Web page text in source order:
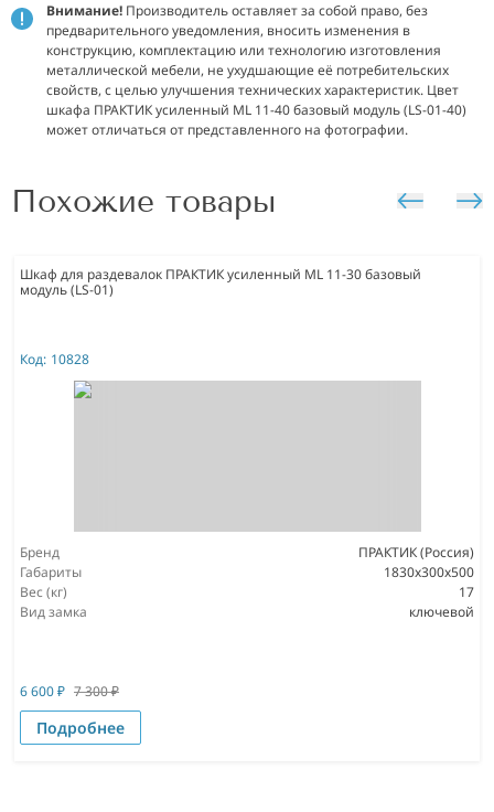
Внимание! Производитель оставляет за собой право, без
предварительного уведомления, вносить изменения в
конструкцию, комплектацию или технологию изготовления
металлической мебели, не ухудшающие её потребительских
свойств, с целью улучшения технических характеристик. Цвет
шкафа ПРАКТИК усиленный ML 11-40 базовый модуль (LS-01-40)
может отличаться от представленного на фотографии.
Похожие товары
Шкаф для раздевалок ПРАКТИК усиленный ML 11-30 базовый
модуль (LS-01)
Код: 10828
Бренд
ПРАКТИК (Россия)
Габариты
1830x300x500
Вес (кг)
17
Вид замка
ключевой
6 600₽ 7 300₽
Подробнее